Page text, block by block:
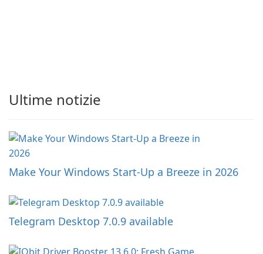
Ultime notizie
Make Your Windows Start-Up a Breeze in 2026
Telegram Desktop 7.0.9 available